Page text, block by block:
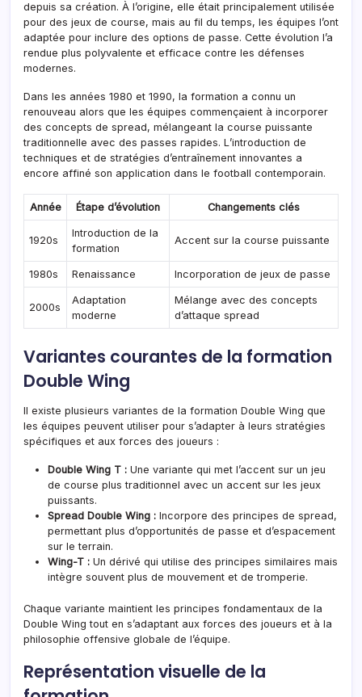
depuis sa création. À l’origine, elle était principalement utilisée
pour des jeux de course, mais au fil du temps, les équipes l’ont
adaptée pour inclure des options de passe. Cette évolution l’a
rendue plus polyvalente et efficace contre les défenses
modernes.
Dans les années 1980 et 1990, la formation a connu un
renouveau alors que les équipes commençaient à incorporer
des concepts de spread, mélangeant la course puissante
traditionnelle avec des passes rapides. L’introduction de
techniques et de stratégies d’entraînement innovantes a
encore affiné son application dans le football contemporain.
Année Étape d’évolution Changements clés
1920s
Introduction de la
formation
Accent sur la course puissante
1980s Renaissance Incorporation de jeux de passe
2000s
Adaptation
moderne
Mélange avec des concepts
d’attaque spread
Variantes courantes de la formation
Double Wing
Il existe plusieurs variantes de la formation Double Wing que
les équipes peuvent utiliser pour s’adapter à leurs stratégies
spécifiques et aux forces des joueurs :
Double Wing T : Une variante qui met l’accent sur un jeu
de course plus traditionnel avec un accent sur les jeux
puissants.
Spread Double Wing : Incorpore des principes de spread,
permettant plus d’opportunités de passe et d’espacement
sur le terrain.
Wing-T : Un dérivé qui utilise des principes similaires mais
intègre souvent plus de mouvement et de tromperie.
Chaque variante maintient les principes fondamentaux de la
Double Wing tout en s’adaptant aux forces des joueurs et à la
philosophie offensive globale de l’équipe.
Représentation visuelle de la